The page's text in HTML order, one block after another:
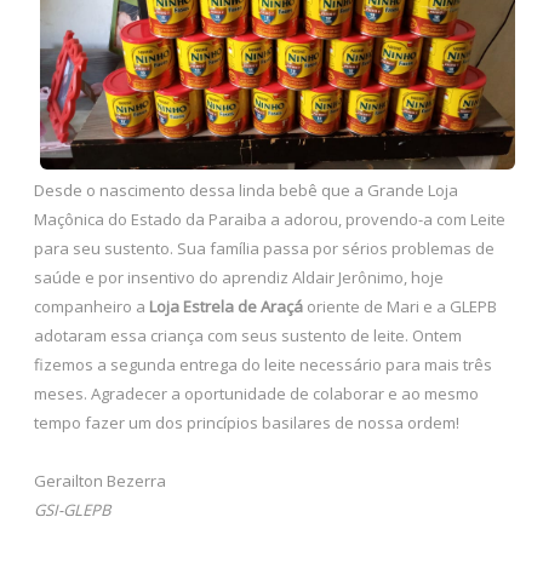
Desde o nascimento dessa linda bebê que a Grande Loja
Maçônica do Estado da Paraiba a adorou, provendo-a com Leite
para seu sustento. Sua família passa por sérios problemas de
saúde e por insentivo do aprendiz Aldair Jerônimo, hoje
companheiro a Loja Estrela de Araçá oriente de Mari e a GLEPB
adotaram essa criança com seus sustento de leite. Ontem
fizemos a segunda entrega do leite necessário para mais três
meses. Agradecer a oportunidade de colaborar e ao mesmo
tempo fazer um dos princípios basilares de nossa ordem!
Gerailton Bezerra
GSI-GLEPB